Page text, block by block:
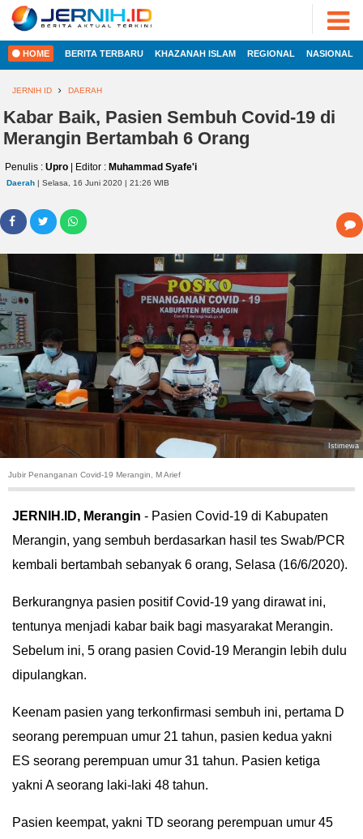
HOME
REGIONAL
NASIONAL
INTERNASIONAL
EKOBIS
POLITIK
HUKUM
KRIMINAL
KHAZANAH
TEKNOLOGI
OLAHRAGA
HIBURAN
GALLERY
DEPTH
ADVERTORIAL
FOTO
VIDEO
PESONA
JAMBI
PESONA
INDONESIA
PESONA
CAKRAWALA
PROPERTY
LIFESTYLE
ENTREPRENEURSHIP
2022
JERNIH.ID
•
Developed
HOME BERITA TERBARU KHAZANAH ISLAM REGIONAL NASIONAL
JERNIH ID DAERAH
Kabar Baik, Pasien Sembuh Covid-19 di
Merangin Bertambah 6 Orang
Penulis : Upro | Editor : Muhammad Syafe'i
Daerah | Selasa, 16 Juni 2020 | 21:26 WIB
Istimewa
Jubir Penanganan Covid-19 Merangin, M Arief
JERNIH.ID, Merangin - Pasien Covid-19 di Kabupaten
Merangin, yang sembuh berdasarkan hasil tes Swab/PCR
kembali bertambah sebanyak 6 orang, Selasa (16/6/2020).
Berkurangnya pasien positif Covid-19 yang dirawat ini,
tentunya menjadi kabar baik bagi masyarakat Merangin.
Sebelum ini, 5 orang pasien Covid-19 Merangin lebih dulu
dipulangkan.
Keenam pasien yang terkonfirmasi sembuh ini, pertama D
seorang perempuan umur 21 tahun, pasien kedua yakni
ES seorang perempuan umur 31 tahun. Pasien ketiga
yakni A seorang laki-laki 48 tahun.
Pasien keempat, yakni TD seorang perempuan umur 45